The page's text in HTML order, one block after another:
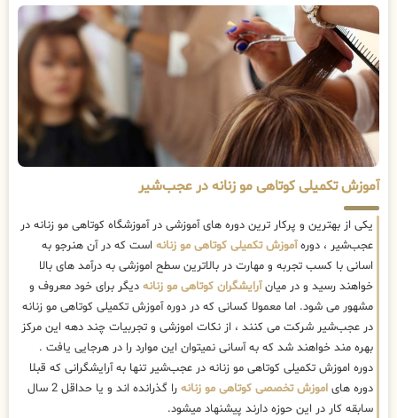
آموزش تکمیلی کوتاهی مو زنانه در عجب‌شیر
یکی از بهترین و پرکار ترین دوره های آموزشی در آموزشگاه کوتاهی مو زنانه در
عجب‌شیر ، دورهآموزش تکمیلی کوتاهی مو زنانه است که در آن هنرجو به
اسانی با کسب تجربه و مهارت در بالاترین سطح اموزشی به درآمد های بالا
خواهند رسید و در میانآرایشگران کوتاهی مو زنانه دیگر برای خود معروف و
مشهور می شود. اما معمولا کسانی که در دوره آموزش تکمیلی کوتاهی مو زنانه
در عجب‌شیر شرکت می کنند ، از نکات اموزشی و تجربیات چند دهه این مرکز
بهره مند خواهند شد که به آسانی نمیتوان این موارد را در هرجایی یافت .
دوره اموزش تکمیلی کوتاهی مو زنانه در عجب‌شیر تنها به آرایشگرانی که قبلا
دوره های اموزش تخصصی کوتاهی مو زنانه
را گذرانده اند و یا حداقل 2 سال
سابقه کار در این حوزه دارند پیشنهاد میشود.